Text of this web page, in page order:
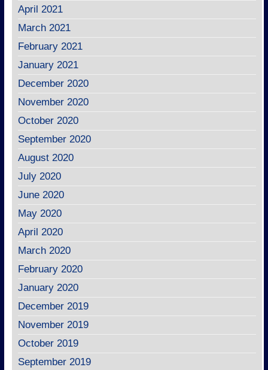
April 2021
March 2021
February 2021
January 2021
December 2020
November 2020
October 2020
September 2020
August 2020
July 2020
June 2020
May 2020
April 2020
March 2020
February 2020
January 2020
December 2019
November 2019
October 2019
September 2019